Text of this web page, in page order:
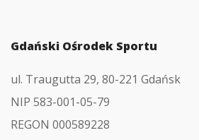
Gdański Ośrodek Sportu
ul. Traugutta 29, 80-221 Gdańsk
NIP 583-001-05-79
REGON 000589228